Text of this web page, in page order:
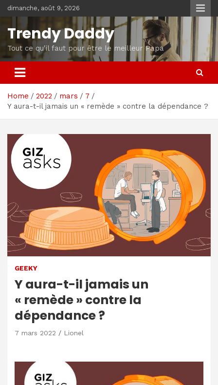
Skip
to
content
dimanche, août 9, 2026
Trendy Daddy
Tout ce qu'il faut pour être le meilleur Papa
Home 2022 mars
7
Y aura-t-il jamais un « remède » contre la dépendance ?
GEEKY
Y aura-t-il jamais un
« remède » contre la
dépendance ?
7 mars 2022 Lionel